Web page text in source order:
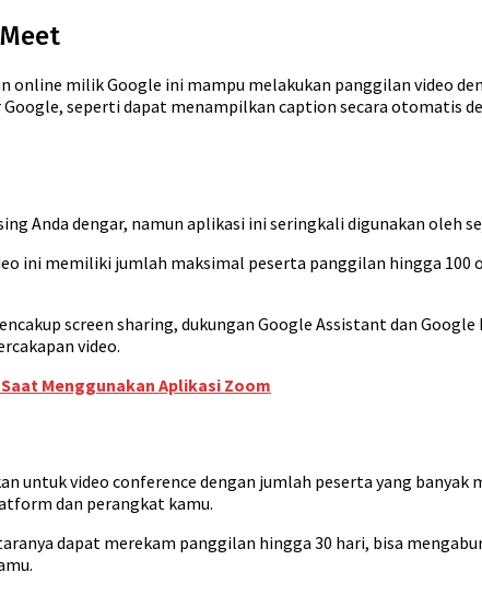
online milik Google ini mampu melakukan panggilan video
seperti dapat menampilkan caption secara otomatis
Anda dengar, namun aplikasi ini seringkali digunakan oleh
ini memiliki jumlah maksimal peserta panggilan hingga
screen sharing, dukungan Google Assistant dan
video.
Menggunakan Aplikasi Zoom
untuk video conference dengan jumlah peserta yang
dan perangkat kamu.
dapat merekam panggilan hingga 30 hari, bisa